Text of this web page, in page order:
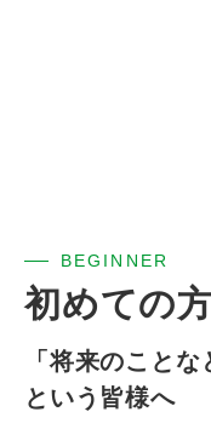
BEGINNER
初めての
「将来のこと
という皆様へ